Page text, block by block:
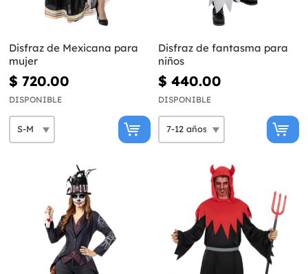
Disfraz de Mexicana para
mujer
$ 720.00
DISPONIBLE
Disfraz de fantasma para
niños
$ 440.00
DISPONIBLE